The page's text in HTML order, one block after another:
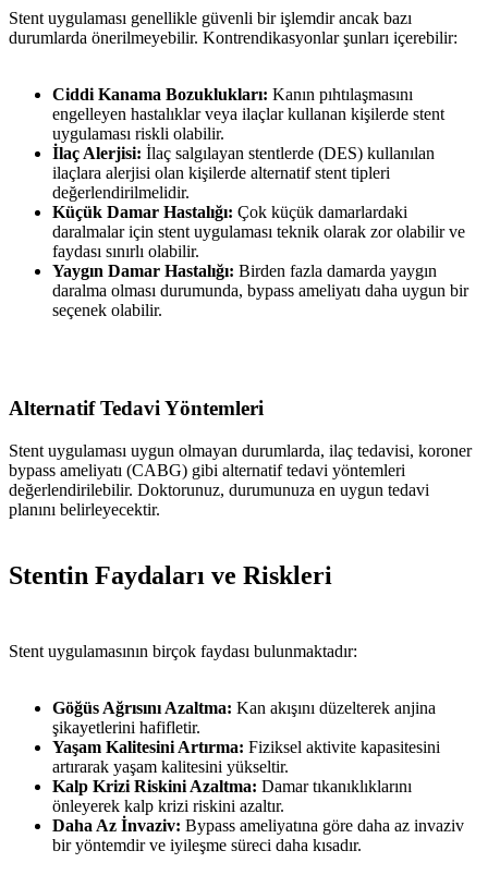
Stent uygulaması genellikle güvenli bir işlemdir ancak bazı
durumlarda önerilmeyebilir. Kontrendikasyonlar şunları içerebilir:
Ciddi Kanama Bozuklukları: Kanın pıhtılaşmasını
engelleyen hastalıklar veya ilaçlar kullanan kişilerde stent
uygulaması riskli olabilir.
İlaç Alerjisi: İlaç salgılayan stentlerde (DES) kullanılan
ilaçlara alerjisi olan kişilerde alternatif stent tipleri
değerlendirilmelidir.
Küçük Damar Hastalığı: Çok küçük damarlardaki
daralmalar için stent uygulaması teknik olarak zor olabilir ve
faydası sınırlı olabilir.
Yaygın Damar Hastalığı: Birden fazla damarda yaygın
daralma olması durumunda, bypass ameliyatı daha uygun bir
seçenek olabilir.
Alternatif Tedavi Yöntemleri
Stent uygulaması uygun olmayan durumlarda, ilaç tedavisi, koroner
bypass ameliyatı (CABG) gibi alternatif tedavi yöntemleri
değerlendirilebilir. Doktorunuz, durumunuza en uygun tedavi
planını belirleyecektir.
Stentin Faydaları ve Riskleri
Stent uygulamasının birçok faydası bulunmaktadır:
Göğüs Ağrısını Azaltma: Kan akışını düzelterek anjina
şikayetlerini hafifletir.
Yaşam Kalitesini Artırma: Fiziksel aktivite kapasitesini
artırarak yaşam kalitesini yükseltir.
Kalp Krizi Riskini Azaltma: Damar tıkanıklıklarını
önleyerek kalp krizi riskini azaltır.
Daha Az İnvaziv: Bypass ameliyatına göre daha az invaziv
bir yöntemdir ve iyileşme süreci daha kısadır.